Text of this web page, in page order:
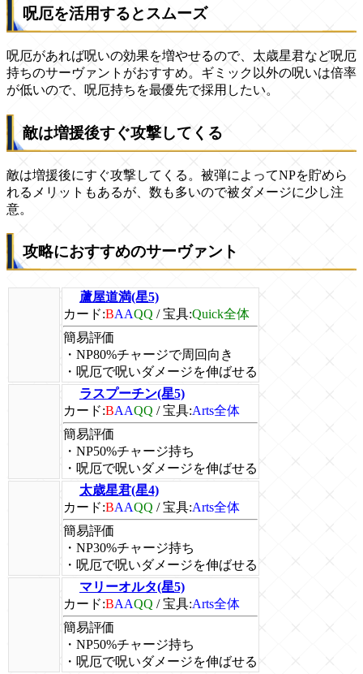
呪厄を活用するとスムーズ
呪厄があれば呪いの効果を増やせるので、太歳星君など呪厄
持ちのサーヴァントがおすすめ。ギミック以外の呪いは倍率
が低いので、呪厄持ちを最優先で採用したい。
敵は増援後すぐ攻撃してくる
敵は増援後にすぐ攻撃してくる。被弾によってNPを貯めら
れるメリットもあるが、数も多いので被ダメージに少し注
意。
攻略におすすめのサーヴァント
蘆屋道満(星5)
カード:BAAQQ /宝具:Quick全体
簡易評価
・NP80%チャージで周回向き
・呪厄で呪いダメージを伸ばせる
ラスプーチン(星5)
カード:BAAQQ /宝具:Arts全体
簡易評価
・NP50%チャージ持ち
・呪厄で呪いダメージを伸ばせる
太歳星君(星4)
カード:BAAQQ /宝具:Arts全体
簡易評価
・NP30%チャージ持ち
・呪厄で呪いダメージを伸ばせる
マリーオルタ(星5)
カード:BAAQQ /宝具:Arts全体
簡易評価
・NP50%チャージ持ち
・呪厄で呪いダメージを伸ばせる